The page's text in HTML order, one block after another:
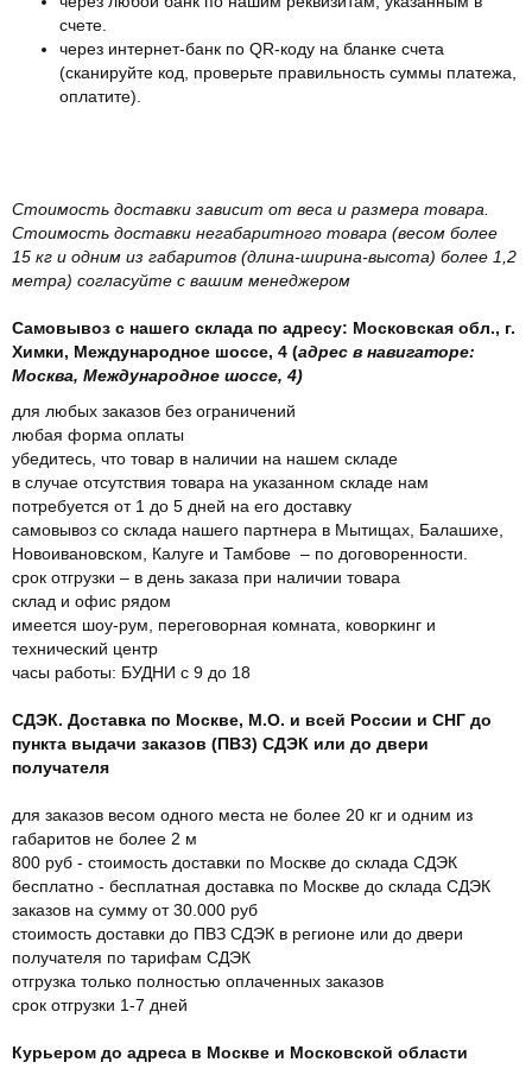
счете.
через интернет-банк по QR-коду на бланке счета
(сканируйте код, проверьте правильность суммы платежа,
оплатите).
Стоимость доставки зависит от веса и размера товара.
Стоимость доставки негабаритного товара (весом более
15 кг и одним из габаритов (длина-ширина-высота) более 1,2
метра) согласуйте с вашим менеджером
Самовывоз с нашего склада по адресу: Московская обл., г.
Химки, Международное шоссе, 4 (адрес в навигаторе:
Москва, Международное шоссе, 4)
для любых заказов без ограничений
любая форма оплаты
убедитесь, что товар в наличии на нашем складе
в случае отсутствия товара на указанном складе нам
потребуется от 1 до 5 дней на его доставку
самовывоз со склада нашего партнера в Мытищах, Балашихе,
Новоивановском, Калуге и Тамбове – по договоренности.
срок отгрузки – в день заказа при наличии товара
склад и офис рядом
имеется шоу-рум, переговорная комната, коворкинг и
технический центр
часы работы: БУДНИ с 9 до 18
СДЭК. Доставка по Москве, М.О. и всей России и СНГ до
пункта выдачи заказов (ПВЗ) СДЭК или до двери
получателя
для заказов весом одного места не более 20 кг и одним из
габаритов не более 2 м
800 руб - стоимость доставки по Москве до склада СДЭК
бесплатно - бесплатная доставка по Москве до склада СДЭК
заказов на сумму от 30.000 руб
стоимость доставки до ПВЗ СДЭК в регионе или до двери
получателя по тарифам СДЭК
отгрузка только полностью оплаченных заказов
срок отгрузки 1-7 дней
Курьером до адреса в Москве и Московской области